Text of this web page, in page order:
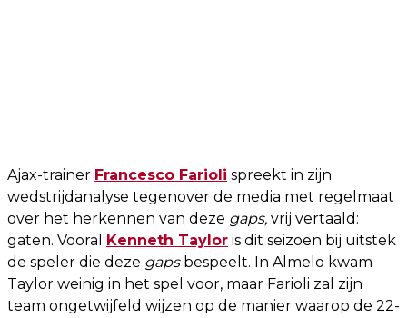
Ajax-trainer Francesco Farioli spreekt in zijn
wedstrijdanalyse tegenover de media met regelmaat
over het herkennen van deze gaps, vrij vertaald:
gaten. Vooral
Kenneth Taylor is dit seizoen bij uitstek
de speler die deze gaps bespeelt. In Almelo kwam
Taylor weinig in het spel voor, maar Farioli zal zijn
team ongetwijfeld wijzen op de manier waarop de 22-